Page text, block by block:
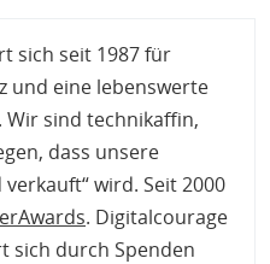
sich seit 1987 für
und eine lebenswerte
sind technikaffin,
dass unsere
wird. Seit 2000
. Digitalcourage
sich durch Spenden